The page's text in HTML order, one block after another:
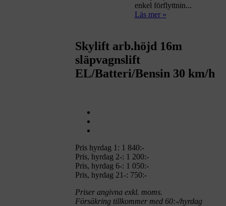
enkel förflyttnin...
Läs mer »
Skylift arb.höjd 16m
släpvagnslift
EL/Batteri/Bensin 30 km/h
Pris hyrdag 1: 1 840:-
Pris, hyrdag 2-: 1 200:-
Pris, hyrdag 6-: 1 050:-
Pris, hyrdag 21-: 750:-
Priser angivna exkl. moms.
Försäkring tillkommer med 60:-/hyrdag